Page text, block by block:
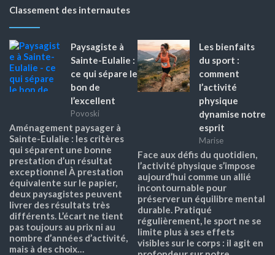
Classement des internautes
Paysagiste à
Sainte-Eulalie :
ce qui sépare le
bon de
l’excellent
Povoski
Aménagement paysager à
Sainte-Eulalie : les critères
qui séparent une bonne
prestation d’un résultat
exceptionnel À prestation
équivalente sur le papier,
deux paysagistes peuvent
livrer des résultats très
différents. L’écart ne tient
pas toujours au prix ni au
nombre d’années d’activité,
mais à des choix…
Les bienfaits
du sport :
comment
l’activité
physique
dynamise notre
esprit
Marise
Face aux défis du quotidien,
l’activité physique s’impose
aujourd’hui comme un allié
incontournable pour
préserver un équilibre mental
durable. Pratiqué
régulièrement, le sport ne se
limite plus à ses effets
visibles sur le corps : il agit en